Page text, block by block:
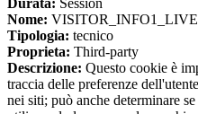
Durata: Session
Nome: VISITOR_INFO1_LIVE
Tipologia: tecnico
Proprieta: Third-party
Descrizione: Questo cookie è
traccia delle preferenze
nei siti; può anche determinare